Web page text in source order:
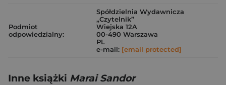
Podmiot
odpowiedzialny:
Spółdzielnia Wydawnicza
„Czytelnik”
Wiejska 12A
00-490 Warszawa
PL
e-mail: [email protected]
Inne książki Marai Sandor